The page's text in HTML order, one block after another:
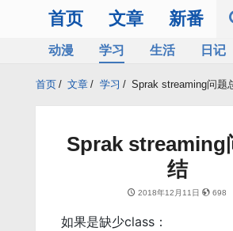
首页 文章 新番
动漫 学习 生活 日记
首页 / 文章 / 学习 / Sprak streaming问题
Sprak streaming
结
2018年12月11日 698
如果是缺少class：